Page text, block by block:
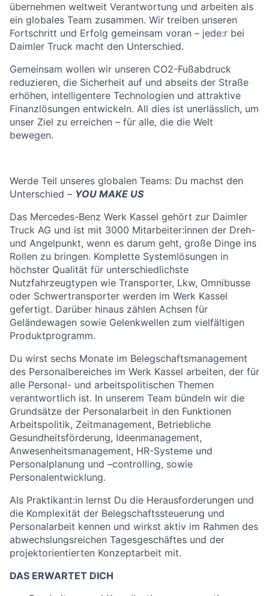
übernehmen weltweit Verantwortung und arbeiten als
ein globales Team zusammen. Wir treiben unseren
Fortschritt und Erfolg gemeinsam voran – jede:r bei
Daimler Truck macht den Unterschied.
Gemeinsam wollen wir unseren CO2-Fußabdruck
reduzieren, die Sicherheit auf und abseits der Straße
erhöhen, intelligentere Technologien und attraktive
Finanzlösungen entwickeln. All dies ist unerlässlich, um
unser Ziel zu erreichen – für alle, die die Welt
bewegen.
Werde Teil unseres globalen Teams: Du machst den
Unterschied – YOU MAKE US
Das Mercedes-Benz Werk Kassel gehört zur Daimler
Truck AG und ist mit 3000 Mitarbeiter:innen der Dreh-
und Angelpunkt, wenn es darum geht, große Dinge ins
Rollen zu bringen. Komplette Systemlösungen in
höchster Qualität für unterschiedlichste
Nutzfahrzeugtypen wie Transporter, Lkw, Omnibusse
oder Schwertransporter werden im Werk Kassel
gefertigt. Darüber hinaus zählen Achsen für
Geländewagen sowie Gelenkwellen zum vielfältigen
Produktprogramm.
Du wirst sechs Monate im Belegschaftsmanagement
des Personalbereiches im Werk Kassel arbeiten, der für
alle Personal- und arbeitspolitischen Themen
verantwortlich ist. In unserem Team bündeln wir die
Grundsätze der Personalarbeit in den Funktionen
Arbeitspolitik, Zeitmanagement, Betriebliche
Gesundheitsförderung, Ideenmanagement,
Anwesenheitsmanagement, HR-Systeme und
Personalplanung und –controlling, sowie
Personalentwicklung.
Als Praktikant:in lernst Du die Herausforderungen und
die Komplexität der Belegschaftssteuerung und
Personalarbeit kennen und wirkst aktiv im Rahmen des
abwechslungsreichen Tagesgeschäftes und der
projektorientierten Konzeptarbeit mit.
DAS ERWARTET DICH